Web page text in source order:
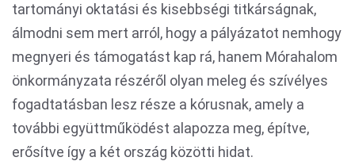
tartományi oktatási és kisebbségi titkárságnak,
álmodni sem mert arról, hogy a pályázatot nemhogy
megnyeri és támogatást kap rá, hanem Mórahalom
önkormányzata részéről olyan meleg és szívélyes
fogadtatásban lesz része a kórusnak, amely a
további együttműködést alapozza meg, építve,
erősítve így a két ország közötti hidat.